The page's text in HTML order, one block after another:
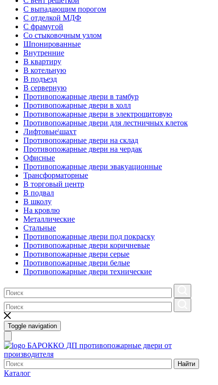
С выпадающим порогом
С отделкой МДФ
С фрамугой
Со стыковочным узлом
Шпонированные
Внутренние
В квартиру
В котельную
В подъезд
В серверную
Противопожарные двери в тамбур
Противопожарные двери в холл
Противопожарные двери в электрощитовую
Противопожарные двери для лестничных клеток
Лифтовые\шахт
Противопожарные двери на склад
Противопожарные двери на чердак
Офисные
Противопожарные двери эвакуационные
Трансформаторные
В торговый центр
В подвал
В школу
На кровлю
Металлические
Стальные
Противопожарные двери под покраску
Противопожарные двери коричневые
Противопожарные двери серые
Противопожарные двери белые
Противопожарные двери технические
Toggle navigation
БАРОККО ДП противопожарные двери от
производителя
Найти
Каталог